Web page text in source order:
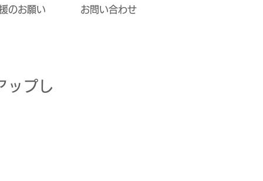
のお願い お問い合わせ
ップし